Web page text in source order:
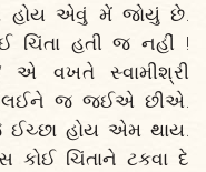
હોય એવું મેં જોયું છે.
ચિંતા હતી જ નહીં !
એ વખતે સ્વામીશ્રી
લઈને જ જઈએ છીએ.
હોય એમ થાય.
કોઈ ચિંતાને ટકવા દે